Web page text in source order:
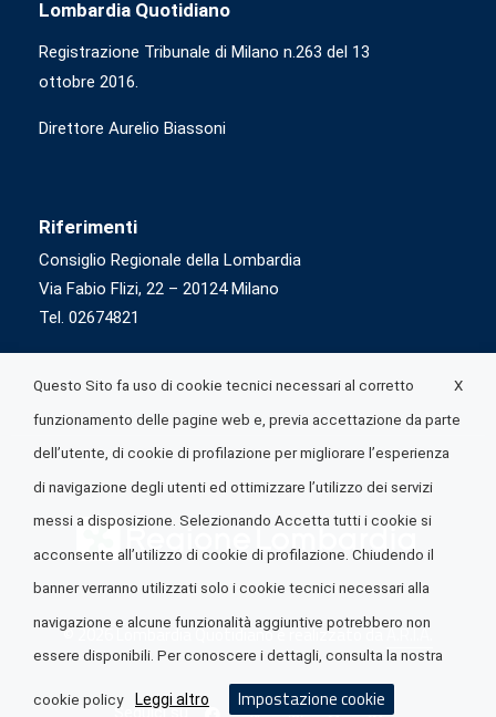
Lombardia Quotidiano
Registrazione Tribunale di Milano n.263 del 13
ottobre 2016.
Direttore Aurelio Biassoni
Riferimenti
Consiglio Regionale della Lombardia
Via Fabio Flizi, 22 – 20124 Milano
Tel. 02674821
© 2026 Lombardia Quotidiano è realizzato daA.R.I.A.
Seguici su
X
Questo Sito fa uso di cookie tecnici necessari al corretto
funzionamento delle pagine web e, previa accettazione da parte
dell’utente, di cookie di profilazione per migliorare l’esperienza
di navigazione degli utenti ed ottimizzare l’utilizzo dei servizi
messi a disposizione. Selezionando Accetta tutti i cookie si
acconsente all’utilizzo di cookie di profilazione. Chiudendo il
banner verranno utilizzati solo i cookie tecnici necessari alla
navigazione e alcune funzionalità aggiuntive potrebbero non
essere disponibili. Per conoscere i dettagli, consulta la nostra
cookie policy Leggi altro Impostazione cookie